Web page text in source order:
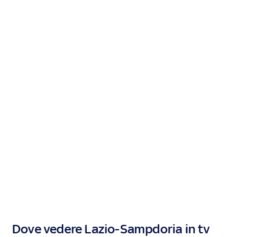
Dove vedere Lazio-Sampdoria in tv